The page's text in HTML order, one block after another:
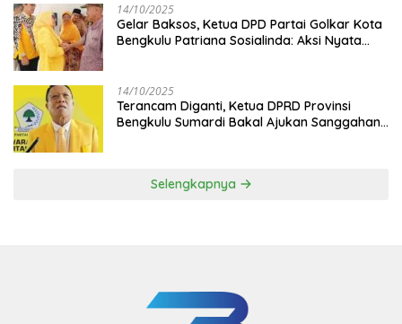
14/10/2025
‎Gelar Baksos, Ketua DPD Partai Golkar Kota
Bengkulu Patriana Sosialinda: Aksi Nyata
14/10/2025
Terancam Diganti, Ketua DPRD Provinsi
Bengkulu Sumardi Bakal Ajukan Sanggahan
Selengkapnya